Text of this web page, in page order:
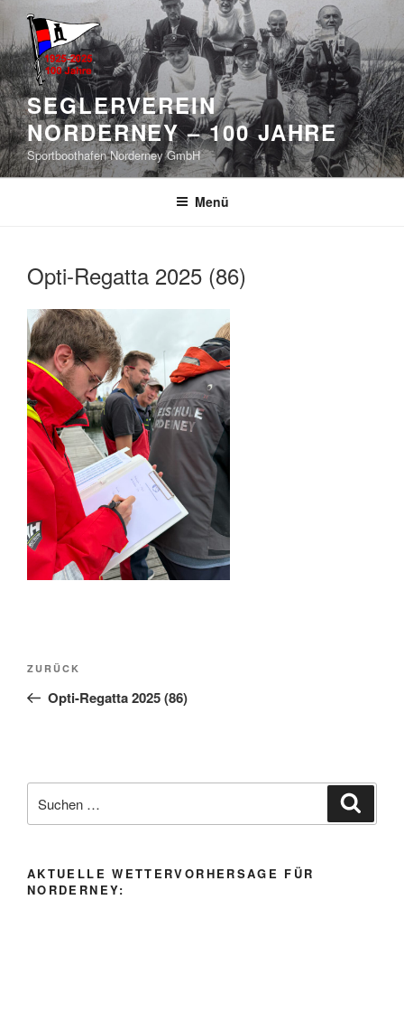
Inhalt
springen
SEGLERVEREIN
NORDERNEY – 100 JAHRE
Sportboothafen Norderney GmbH
Menü
Opti-Regatta 2025 (86)
Beitragsnavigation
Vorheriger
Beitrag
ZURÜCK
Opti-Regatta 2025 (86)
nach:
AKTUELLE WETTERVORHERSAGE FÜR
NORDERNEY: